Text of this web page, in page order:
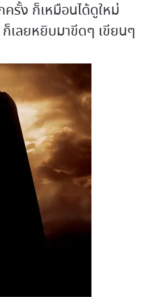
รั้ง ก็เหมือนได้ดูใหม่
ก็เลยหยิบมาขีดๆ เขียนๆ